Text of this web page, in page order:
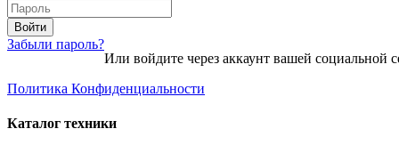
Войти
Забыли пароль?
Или войдите через аккаунт вашей социальной
Политика Конфиденциальности
Каталог техники